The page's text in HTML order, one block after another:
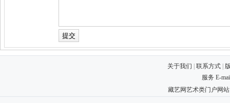
关于我们 联系方式
服务 E-
藏艺网艺术类门户网